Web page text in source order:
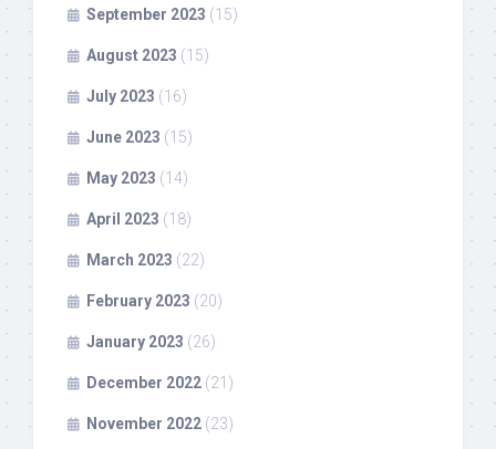
September 2023 (15)
August 2023 (15)
July 2023 (16)
June 2023 (15)
May 2023 (14)
April 2023 (18)
March 2023 (22)
February 2023 (20)
January 2023 (26)
December 2022 (21)
November 2022 (23)